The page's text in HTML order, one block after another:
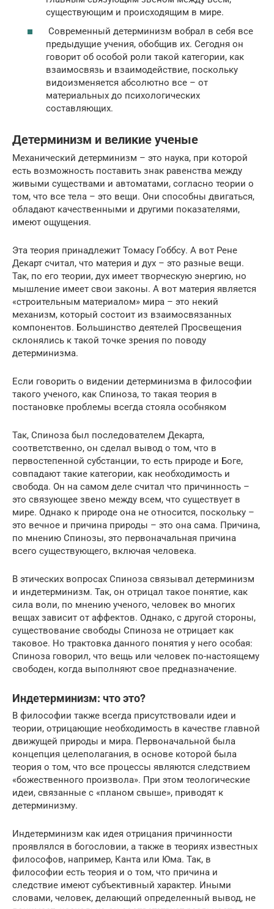
существующим и происходящим в мире.
Современный детерминизм вобрал в себя все
предыдущие учения, обобщив их. Сегодня он
говорит об особой роли такой категории, как
взаимосвязь и взаимодействие, поскольку
видоизменяется абсолютно все – от
материальных до психологических
составляющих.
Детерминизм и великие ученые
Механический детерминизм – это наука, при которой
есть возможность поставить знак равенства между
живыми существами и автоматами, согласно теории о
том, что все тела – это вещи. Они способны двигаться,
обладают качественными и другими показателями,
имеют ощущения.
Эта теория принадлежит Томасу Гоббсу. А вот Рене
Декарт считал, что материя и дух – это разные вещи.
Так, по его теории, дух имеет творческую энергию, но
мышление имеет свои законы. А вот материя является
«строительным материалом» мира – это некий
механизм, который состоит из взаимосвязанных
компонентов. Большинство деятелей Просвещения
склонялись к такой точке зрения по поводу
детерминизма.
Если говорить о видении детерминизма в философии
такого ученого, как Спиноза, то такая теория в
постановке проблемы всегда стояла особняком
Так, Спиноза был последователем Декарта,
соответственно, он сделал вывод о том, что в
первостепенной субстанции, то есть природе и Боге,
совпадают такие категории, как необходимость и
свобода. Он на самом деле считал что причинность –
это связующее звено между всем, что существует в
мире. Однако к природе она не относится, поскольку –
это вечное и причина природы – это она сама. Причина,
по мнению Спинозы, это первоначальная причина
всего существующего, включая человека.
В этических вопросах Спиноза связывал детерминизм
и индетерминизм. Так, он отрицал такое понятие, как
сила воли, по мнению ученого, человек во многих
вещах зависит от аффектов. Однако, с другой стороны,
существование свободы Спиноза не отрицает как
таковое. Но трактовка данного понятия у него особая:
Спиноза говорил, что вещь или человек по-настоящему
свободен, когда выполняют свое предназначение.
Индетерминизм: что это?
В философии также всегда присутствовали идеи и
теории, отрицающие необходимость в качестве главной
движущей природы и мира. Первоначальной была
концепция целеполагания, в основе которой была
теория о том, что все процессы являются следствием
«божественного произвола». При этом теологические
идеи, связанные с «планом свыше», приводят к
детерминизму.
Индетерминизм как идея отрицания причинности
проявлялся в богословии, а также в теориях известных
философов, например, Канта или Юма. Так, в
философии есть теория и о том, что причина и
следствие имеют субъективный характер. Иными
словами, человек, делающий определенный вывод, не